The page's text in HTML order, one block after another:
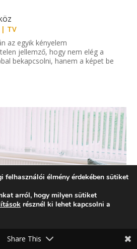
| TV
az egyik kényelem
jellemző, hogy nem elég a
bekapcsolni, hanem a képet be
felhasználói élmény érdekében sütiket
arról, hogy milyen sütiket
résznél ki lehet kapcsolni a
Share This